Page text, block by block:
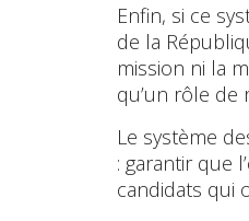
Enfin, si ce
de la
mission ni la
qu’un rôle de
Le système
: garantir que
candidats qui